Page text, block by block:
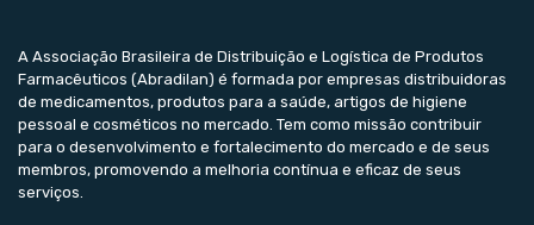
A Associação Brasileira de Distribuição e Logística de Produtos
Farmacêuticos (Abradilan) é formada por empresas distribuidoras
de medicamentos, produtos para a saúde, artigos de higiene
pessoal e cosméticos no mercado. Tem como missão contribuir
para o desenvolvimento e fortalecimento do mercado e de seus
membros, promovendo a melhoria contínua e eficaz de seus
serviços.